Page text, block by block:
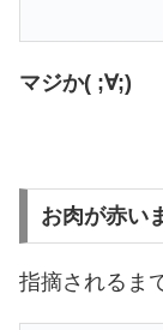
マジか( ;∀;)
お肉が赤い
指摘されるま